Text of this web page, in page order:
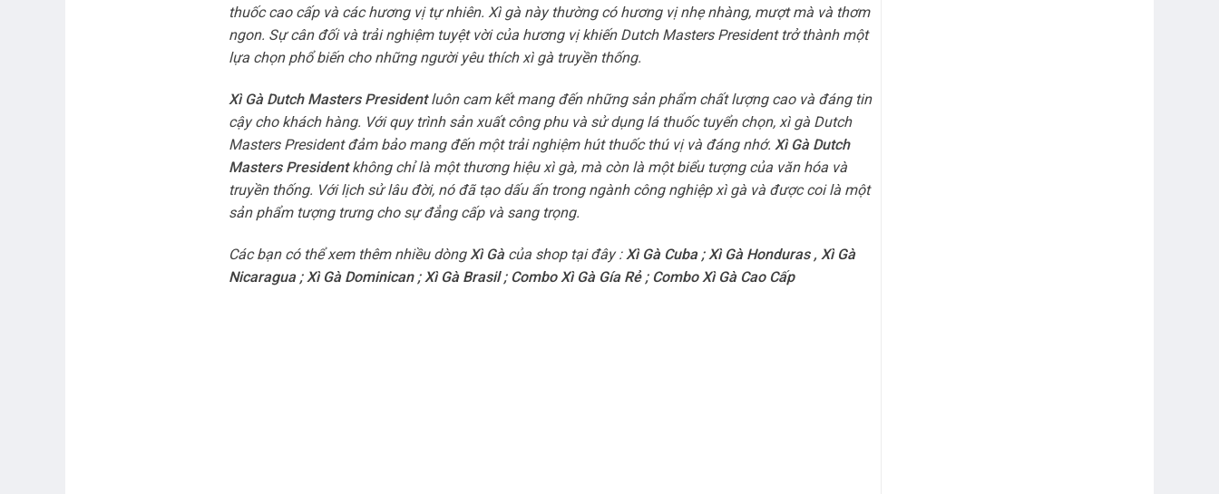
thuốc cao cấp và các hương vị tự nhiên. Xì gà này thường có hương vị nhẹ nhàng, mượt mà và thơm
ngon. Sự cân đối và trải nghiệm tuyệt vời của hương vị khiến Dutch Masters President trở thành một
lựa chọn phổ biến cho những người yêu thích xì gà truyền thống.
Xì Gà Dutch Masters Presidentluôn cam kết mang đến những sản phẩm chất lượng cao và đáng tin
cậy cho khách hàng. Với quy trình sản xuất công phu và sử dụng lá thuốc tuyển chọn, xì gà Dutch
Masters President đảm bảo mang đến một trải nghiệm hút thuốc thú vị và đáng nhớ. Xì Gà Dutch
Masters Presidentkhông chỉ là một thương hiệu xì gà, mà còn là một biểu tượng của văn hóa và
truyền thống. Với lịch sử lâu đời, nó đã tạo dấu ấn trong ngành công nghiệp xì gà và được coi là một
sản phẩm tượng trưng cho sự đẳng cấp và sang trọng.
Các bạn có thể xem thêm nhiều dòng Xì Gàcủa shop tại đây : Xì Gà Cuba; Xì Gà Honduras, Xì Gà
Nicaragua; Xì Gà Dominican; Xì Gà Brasil; Combo Xì Gà Gía Rẻ; Combo Xì Gà Cao Cấp